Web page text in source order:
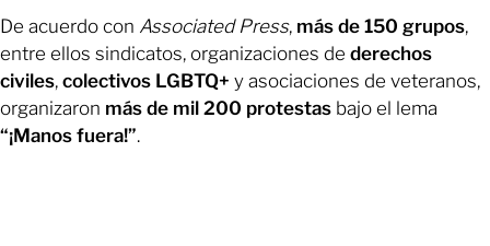
De acuerdo con Associated Press, más de 150 grupos,
entre ellos sindicatos, organizaciones de derechos
civiles, colectivos LGBTQ+ y asociaciones de veteranos,
organizaron más de mil 200 protestas bajo el lema
“¡Manos fuera!”.